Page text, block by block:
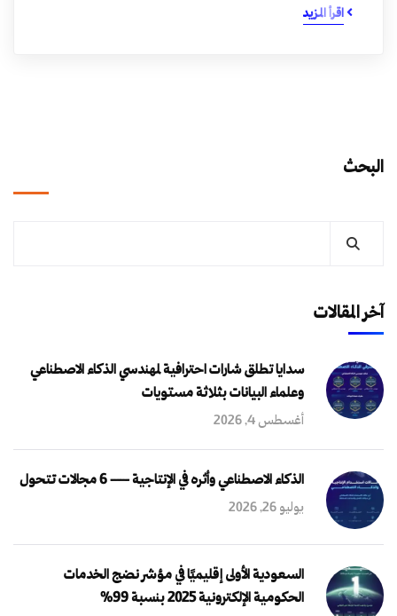
اقرأ المزيد
البحث
آخر المقالات
سدايا تطلق شارات احترافية لمهندسي الذكاء الاصطناعي
وعلماء البيانات بثلاثة مستويات
أغسطس 4, 2026
الذكاء الاصطناعي وأثره في الإنتاجية — 6 مجالات تتحول
يوليو 26, 2026
السعودية الأولى إقليميًا في مؤشر نضج الخدمات
الحكومية الإلكترونية 2025 بنسبة 99%